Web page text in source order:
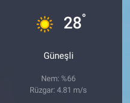
28°
Güneşli
Nem: %66
Rüzgar: 4.81 m/s